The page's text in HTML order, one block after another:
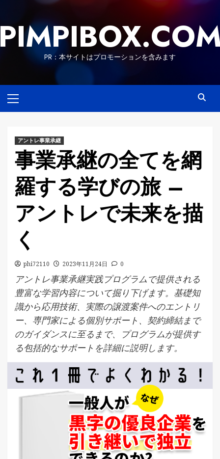
content
PR：本サイトはプロモーションを含みます
Menu
アントレ事業承継
事業承継の全てを網
羅する学びの旅 –
アントレで未来を描
く
phi72110 2023年11月24日 0
アントレ事業承継実践プログラムで提供される
豊富な学習内容について掘り下げます。基礎知
識から応用技術、実際の譲渡案件へのエントリ
ー、専門家による個別サポート、契約締結まで
のガイダンスに至るまで、プログラムが提供す
る包括的なサポートを詳細に説明します。